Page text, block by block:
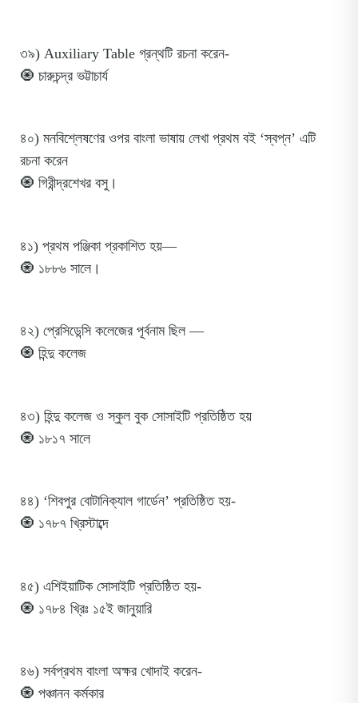
৩৯) Auxiliary Table গ্রন্থটি রচনা করেন-
🧿 চারুচন্দ্র ভট্টাচার্য
৪০) মনবিশ্লেষণের ওপর বাংলা ভাষায় লেখা প্রথম বই ‘স্বপ্ন’ এটি
রচনা করেন
🧿 গিরীন্দ্রশেখর বসু।
৪১) প্রথম পঞ্জিকা প্রকাশিত হয়—
🧿 ১৮৮৬ সালে।
৪২) প্রেসিডেন্সি কলেজের পূর্বনাম ছিল —
🧿 হিন্দু কলেজ
৪৩) হিন্দু কলেজ ও স্কুল বুক সোসাইটি প্রতিষ্ঠিত হয়
🧿 ১৮১৭ সালে
৪৪) ‘শিবপুর বোটানিক্যাল গার্ডেন’ প্রতিষ্ঠিত হয়-
🧿 ১৭৮৭ খ্রিস্টাব্দে
৪৫) এশিইয়াটিক সোসাইটি প্রতিষ্ঠিত হয়-
🧿 ১৭৮৪ খ্রিঃ ১৫ই জানুয়ারি
৪৬) সর্বপ্রথম বাংলা অক্ষর খোদাই করেন-
🧿 পঞ্চানন কর্মকার